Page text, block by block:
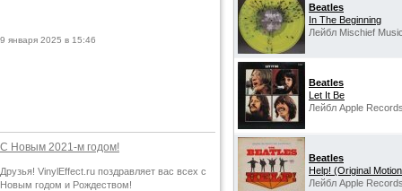
9 января 2025 в 15:46
С Новым 2021-м годом!
Друзья! VinylEffect.ru поздравляет вас всех с
Новым годом и Рождеством!
Beatles
In The Beginning
Лейбл Mischief
Beatles
Let It Be
Лейбл Apple
Beatles
Help! (Original
Лейбл Apple